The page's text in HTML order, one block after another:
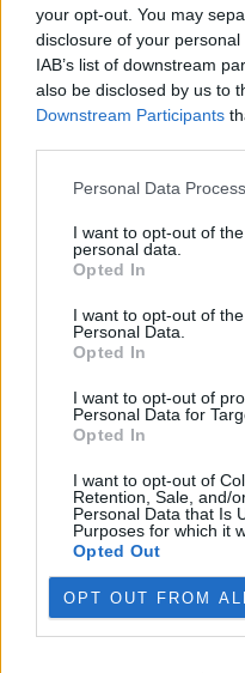
your opt-out. You may
disclosure of your
IAB’s list of downstream
also be disclosed by us to
Downstream Participants
Personal Data
I want to opt-out of
personal data.
Opted In
I want to opt-out of
Personal Data.
Opted In
I want to opt-out of
Personal Data for
Opted In
I want to opt-out of
Retention, Sale, and/
Personal Data that Is
Purposes for which it
Opted Out
OPT OUT FROM ALL
Útulek pro zvířata v
osm zanedbaných psů
1.8.2026 16:55 | LANŠKROUN (
Náklady na péči přesáhnou
zařízení, které je součástí sítě
Kvůli nízké hladině
na Teplicku
nádrže ve stejném okresu.
Loni v rybníku uhynuly čtyři
přes léto častější, mnohdy se
informoval mluvčí
V září začne dvouletá